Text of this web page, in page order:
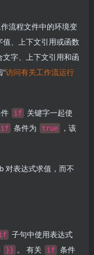
流程文件中的环境变
、上下文引用或函数
字、上下文引用和函
访问有关工作流运行
if
关键字一起使
if 条件为 true
，该
对表达式求值，而不
子句中使用表达式
}} 。 有关 if
条件